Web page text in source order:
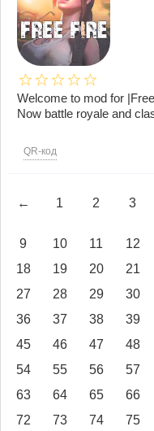
Welcome to mod for
Now battle royale and
QR-код
← 1 2 3
9
10 11 12
18
19 20 21
27
28 29 30
36
37 38 39
45
46 47 48
54
55 56 57
63
64 65 66
72
73 74 75